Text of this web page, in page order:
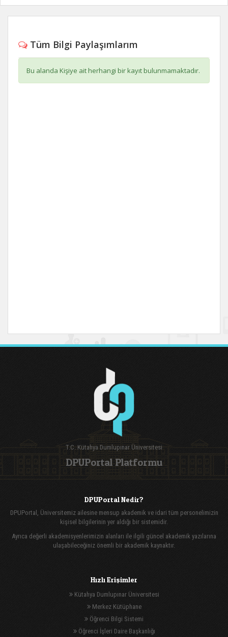
Tüm Bilgi Paylaşımlarım
Bu alanda Kişiye ait herhangi bir kayıt bulunmamaktadır.
T.C. Kütahya Dumlupınar Üniversitesi
DPUPortal Platformu
DPUPortal Nedir?
DPUPortal, Üniversitemiz ailesine mensup akademik ve idari tüm personelimizin
kişisel bilgilerinin yer aldığı bir sistemidir.
Ayrıca değerli akademisyenlerimizin alanları ile ilgili güncel akademik yazılarına
ulaşabileceğiniz önemli bir akademik kaynaktır.
Hızlı Erişimler
Kütahya Dumlupınar Üniversitesi
Merkez Kütüphane
Öğrenci Bilgi Sistemi
Öğrenci İşleri Daire Başkanlığı